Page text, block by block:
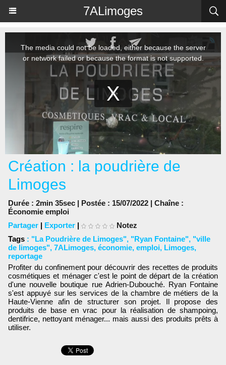
7ALimoges
Création : la poudrière de
Limoges
Durée : 2min 35sec | Postée : 15/07/2022 | Chaîne :
Économie emploi
Partager | Exporter |
Notez
Tags : "La Poudrière de Limoges", "Ryan Fontaine", "ville
de limoges", 7ALimoges, économie, emploi, Limoges,
reportage
Profiter du confinement pour découvrir des recettes de produits
cosmétiques et ménager c'est le point de départ de la création
d'une nouvelle boutique rue Adrien-Dubouché. Ryan Fontaine
s'est appuyé sur les services de la chambre de métiers de la
Haute-Vienne afin de structurer son projet. Il propose des
produits de base en vrac pour la réalisation de shampoing,
dentifrice, nettoyant ménager... mais aussi des produits prêts à
utiliser.